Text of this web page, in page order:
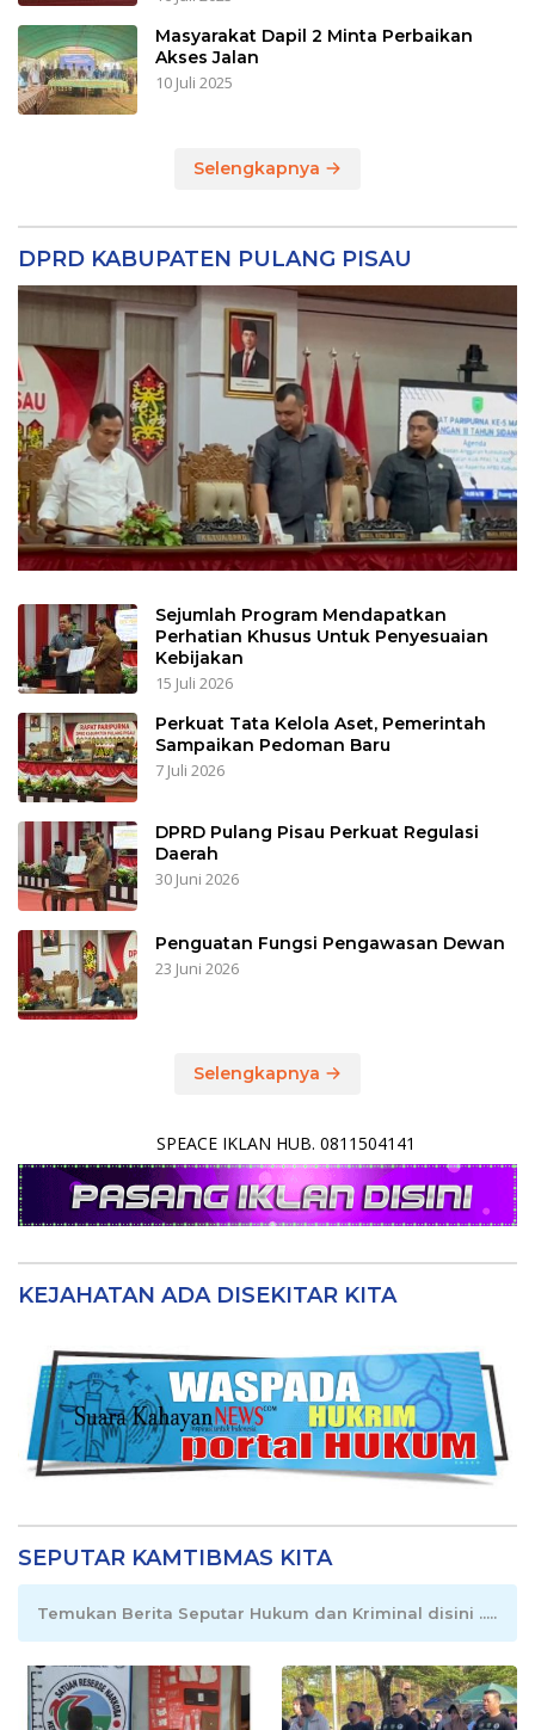
Masyarakat Dapil 2 Minta Perbaikan
Akses Jalan
10 Juli 2025
Selengkapnya
DPRD KABUPATEN PULANG PISAU
Sejumlah Program Mendapatkan
Perhatian Khusus Untuk Penyesuaian
Kebijakan
15 Juli 2026
Perkuat Tata Kelola Aset, Pemerintah
Sampaikan Pedoman Baru
7 Juli 2026
DPRD Pulang Pisau Perkuat Regulasi
Daerah
30 Juni 2026
Penguatan Fungsi Pengawasan Dewan
23 Juni 2026
Selengkapnya
SPEACE IKLAN HUB. 0811504141
KEJAHATAN ADA DISEKITAR KITA
SEPUTAR KAMTIBMAS KITA
Temukan Berita Seputar Hukum dan Kriminal disini .....